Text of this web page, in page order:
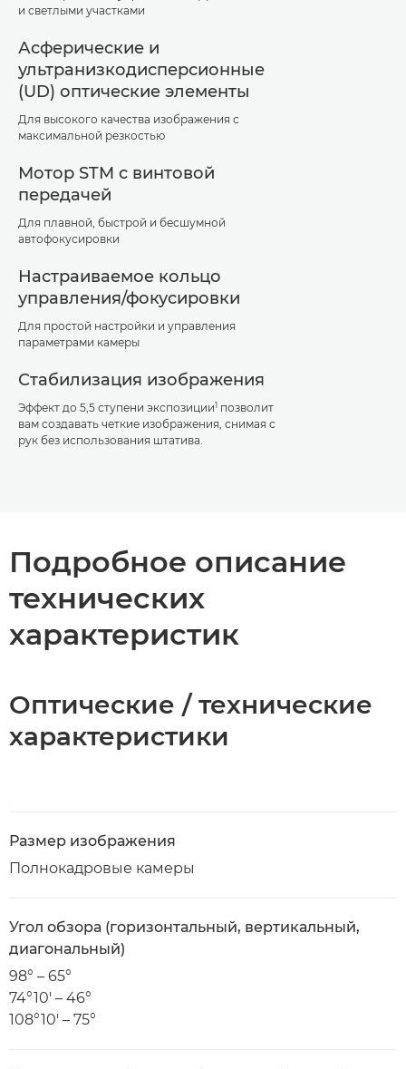
и светлыми участками
Асферические и
ультранизкодисперсионные
(UD) оптические элементы
Для высокого качества изображения с
максимальной резкостью
Мотор STM с винтовой
передачей
Для плавной, быстрой и бесшумной
автофокусировки
Настраиваемое кольцо
управления/фокусировки
Для простой настройки и управления
параметрами камеры
Стабилизация изображения
Эффект до 5,5 ступени экспозиции1 позволит
вам создавать четкие изображения, снимая с
рук без использования штатива.
Подробное описание
технических
характеристик
Оптические / технические
характеристики
Размер изображения
Полнокадровые камеры
Угол обзора (горизонтальный, вертикальный,
диагональный)
98° – 65°
74°10' – 46°
108°10' – 75°